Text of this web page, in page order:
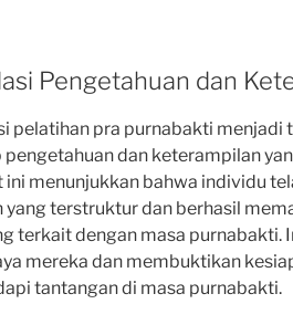
Pengetahuan dan
pelatihan pra purnabakti menjadi
dan keterampilan
ini menunjukkan bahwa individu
yang terstruktur dan berhasil
terkait dengan masa purnabakti.
mereka dan membuktikan
tantangan di masa purnabakti.